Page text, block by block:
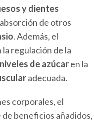
y dientes
de otros
. Además, el
regulación de la
niveles de azúcaren la
adecuada.
corporales, el
beneficios añadidos,